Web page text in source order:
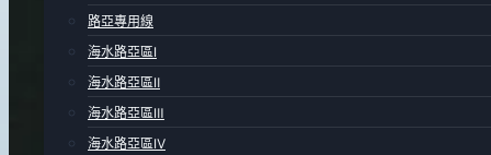
路亞專用線
海水路亞區Ⅰ
海水路亞區Ⅱ
海水路亞區Ⅲ
海水路亞區Ⅳ